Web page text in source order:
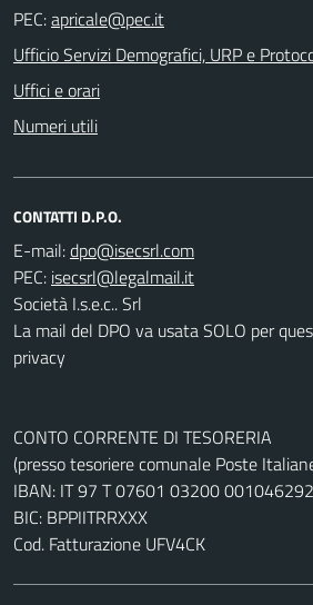
PEC:
Ufficio Servizi Demografici, URP e
Uffici e orari
Numeri utili
CONTATTI D.P.O.
E-mail:
PEC:
Società I.s.e.c.. Srl
La mail del DPO va usata SOLO per
privacy
CONTO CORRENTE DI TESORERIA
(presso tesoriere comunale Poste
IBAN: IT 97 T 07601 03200
BIC: BPPIITRRXXX
Cod. Fatturazione UFV4CK